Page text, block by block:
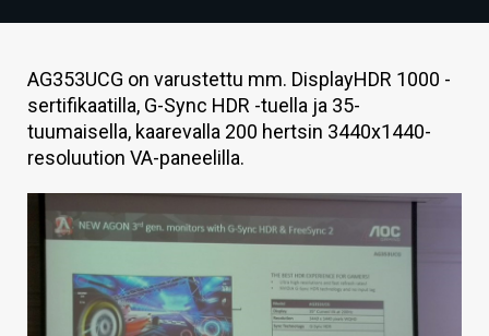
HINTA.FI
KAUPPA
VAIHDA TEEMA
HAKU
AG353UCG on varustettu mm. DisplayHDR 1000 -
sertifikaatilla, G-Sync HDR -tuella ja 35-
tuumaisella, kaarevalla 200 hertsin 3440x1440-
resoluution VA-paneelilla.